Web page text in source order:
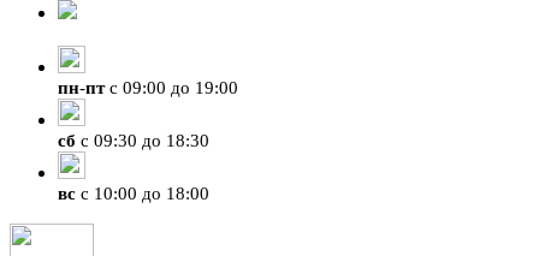
пн-птс 09:00 до 19:00
сб с 09:30 до 18:30
вс с 10:00 до 18:00